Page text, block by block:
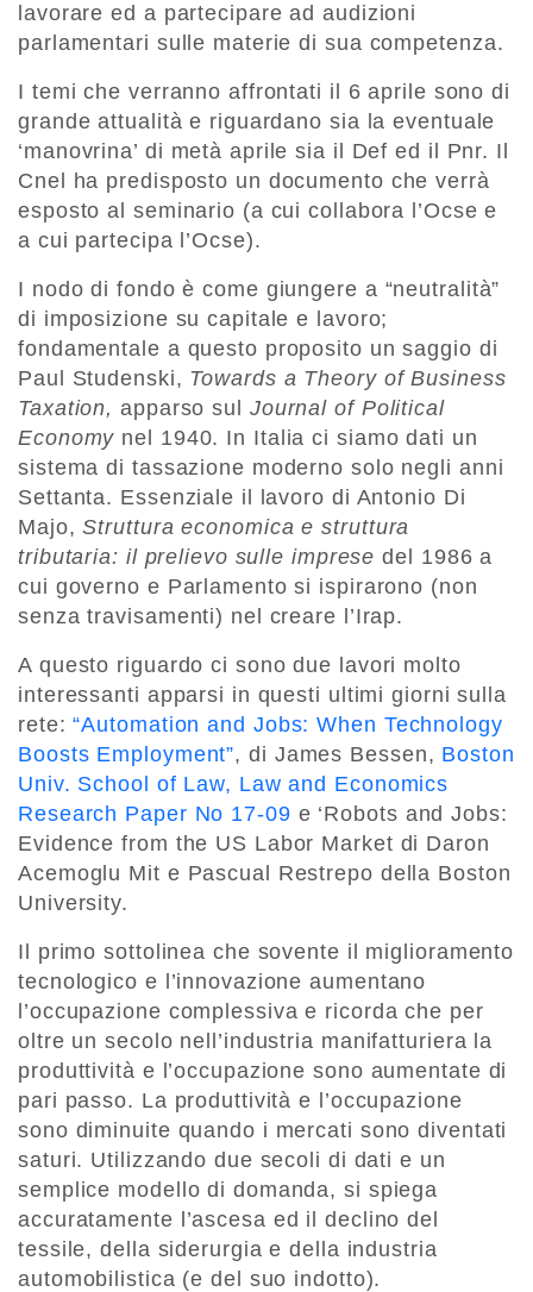
lavorare ed a partecipare ad audizioni
parlamentari sulle materie di sua competenza.
I temi che verranno affrontati il 6 aprile sono di
grande attualità e riguardano sia la eventuale
‘manovrina’ di metà aprile sia il Def ed il Pnr. Il
Cnel ha predisposto un documento che verrà
esposto al seminario (a cui collabora l’Ocse e
a cui partecipa l’Ocse).
I nodo di fondo è come giungere a “neutralità”
di imposizione su capitale e lavoro;
fondamentale a questo proposito un saggio di
Paul Studenski, Towards a Theory of Business
Taxation,apparso sul Journal of Political
Economy nel 1940. In Italia ci siamo dati un
sistema di tassazione moderno solo negli anni
Settanta. Essenziale il lavoro di Antonio Di
Majo,Struttura economica e struttura
tributaria: il prelievo sulle imprese del 1986 a
cui governo e Parlamento si ispirarono (non
senza travisamenti) nel creare l’Irap.
A questo riguardo ci sono due lavori molto
interessanti apparsi in questi ultimi giorni sulla
rete:“Automation and Jobs: When Technology
Boosts Employment”, di James Bessen, Boston
Univ. School of Law, Law and Economics
Research Paper No 17-09 e ‘Robots and Jobs:
Evidence from the US Labor Market di Daron
Acemoglu Mit e Pascual Restrepo della Boston
University.
Il primo sottolinea che sovente il miglioramento
tecnologico e l’innovazione aumentano
l’occupazione complessiva e ricorda che per
oltre un secolo nell’industria manifatturiera la
produttività e l’occupazione sono aumentate di
pari passo. La produttività e l’occupazione
sono diminuite quando i mercati sono diventati
saturi. Utilizzando due secoli di dati e un
semplice modello di domanda, si spiega
accuratamente l’ascesa ed il declino del
tessile, della siderurgia e della industria
automobilistica (e del suo indotto).